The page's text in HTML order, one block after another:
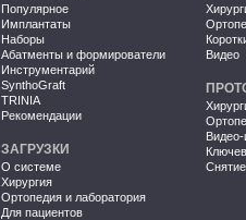
Популярное
Имплантаты
Наборы
Абатменты и формирователи
Инструментарий
SynthoGraft
TRINIA
Рекомендации
ЗАГРУЗКИ
О системе
Хирургия
Ортопедия и лаборатория
Для пациентов
Видео
Видео-